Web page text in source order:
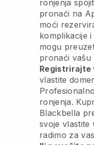
ronjenja
pronaći na
moći
komplikacije
mogu
pronaći vašu
Registrirajte
vlastite
ronjenja.
Blackbella
svoje vlastite
radimo za